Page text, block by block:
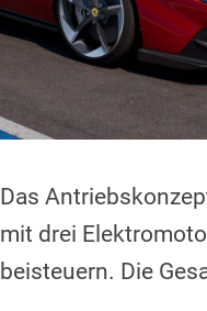
Das
mit drei
beisteuern. Die